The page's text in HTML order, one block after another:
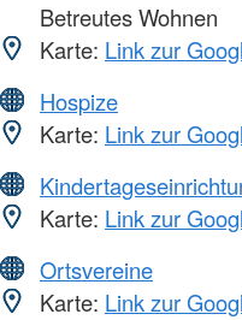
Betreutes Wohnen
Karte: Link zur
Hospize
Karte: Link zur
Karte: Link zur
Ortsvereine
Karte: Link zur